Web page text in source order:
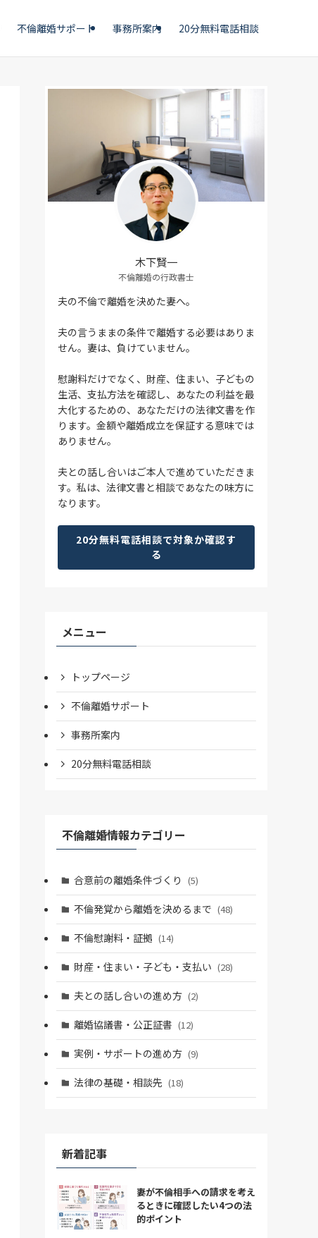
不倫離婚サポート 事務所案内 20分無料電話相談
木下賢一
不倫離婚の行政書士
夫の不倫で離婚を決めた妻へ。
夫の言うままの条件で離婚する必要はありま
せん。妻は、負けていません。
慰謝料だけでなく、財産、住まい、子どもの
生活、支払方法を確認し、あなたの利益を最
大化するための、あなただけの法律文書を作
ります。金額や離婚成立を保証する意味では
ありません。
夫との話し合いはご本人で進めていただきま
す。私は、法律文書と相談であなたの味方に
なります。
20分無料電話相談で対象か確認す
る
メニュー
トップページ
不倫離婚サポート
事務所案内
20分無料電話相談
不倫離婚情報カテゴリー
合意前の離婚条件づくり (5)
不倫発覚から離婚を決めるまで (48)
不倫慰謝料・証拠 (14)
財産・住まい・子ども・支払い (28)
夫との話し合いの進め方 (2)
離婚協議書・公正証書 (12)
実例・サポートの進め方 (9)
法律の基礎・相談先 (18)
新着記事
妻が不倫相手への請求を考え
るときに確認したい4つの法
的ポイント